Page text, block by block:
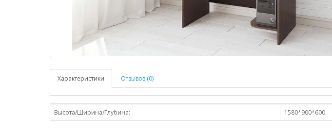
Характеристики Отзывов (0)
Высота/Ширина/Глубина: 1580*900*600